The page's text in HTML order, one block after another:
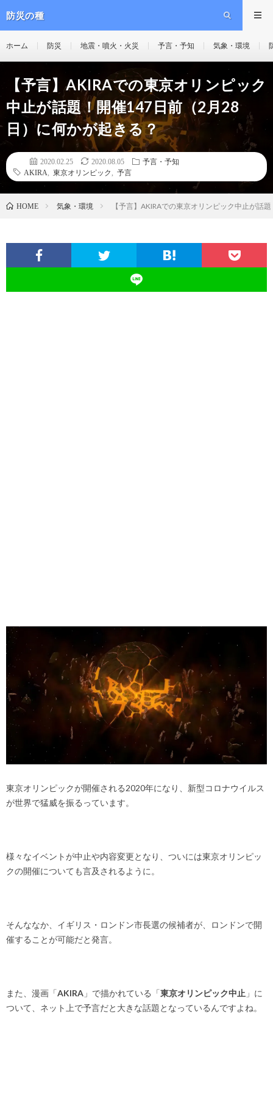
防災の種
ホーム 防災 地震・噴火・火災 予言・予知 気象・環境
【予言】AKIRAでの東京オリンピック
中止が話題！開催147日前（2月28
日）に何かが起きる？
2020.02.25 2020.08.05
予言・予知
AKIRA
東京オリンピック 予言
HOME 気象・環境 【予言】AKIRAでの東京オリンピック中止が話
東京オリンピックが開催される2020年になり、新型コロナウイルス
が世界で猛威を振るっています。
様々なイベントが中止や内容変更となり、ついには東京オリンピッ
クの開催についても言及されるように。
そんななか、イギリス・ロンドン市長選の候補者が、ロンドンで開
催することが可能だと発言。
また、漫画「AKIRA 」で描かれている「東京オリンピック中止 」に
ついて、ネット上で予言だと大きな話題となっているんですよね。